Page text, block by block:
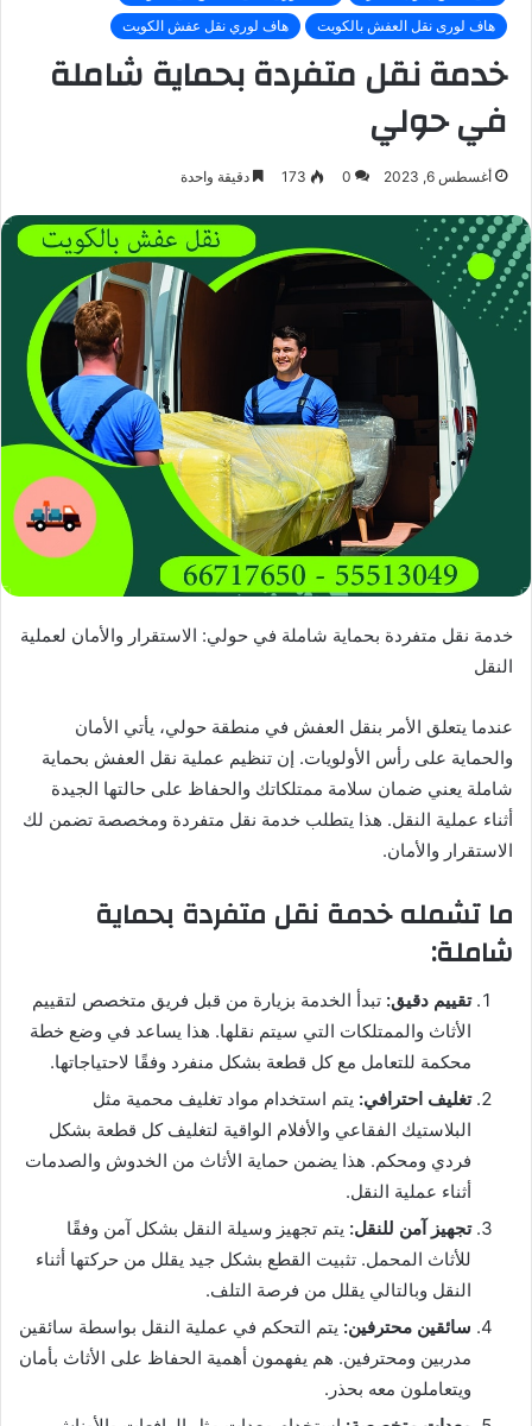
هاف لورى نقل العفش بالكويت
هاف لوري نقل عفش الكويت
خدمة نقل متفردة بحماية شاملة
في حولي
أغسطس 6, 2023 0
173 دقيقة واحدة
خدمة نقل متفردة بحماية شاملة في حولي: الاستقرار والأمان لعملية
النقل
عندما يتعلق الأمر بنقل العفش في منطقة حولي، يأتي الأمان
والحماية على رأس الأولويات. إن تنظيم عملية نقل العفش بحماية
شاملة يعني ضمان سلامة ممتلكاتك والحفاظ على حالتها الجيدة
أثناء عملية النقل. هذا يتطلب خدمة نقل متفردة ومخصصة تضمن لك
الاستقرار والأمان.
ما تشمله خدمة نقل متفردة بحماية
شاملة:
تقييم دقيق: تبدأ الخدمة بزيارة من قبل فريق متخصص لتقييم
الأثاث والممتلكات التي سيتم نقلها. هذا يساعد في وضع خطة
محكمة للتعامل مع كل قطعة بشكل منفرد وفقًا لاحتياجاتها.
تغليف احترافي: يتم استخدام مواد تغليف محمية مثل
البلاستيك الفقاعي والأفلام الواقية لتغليف كل قطعة بشكل
فردي ومحكم. هذا يضمن حماية الأثاث من الخدوش والصدمات
أثناء عملية النقل.
تجهيز آمن للنقل: يتم تجهيز وسيلة النقل بشكل آمن وفقًا
للأثاث المحمل. تثبيت القطع بشكل جيد يقلل من حركتها أثناء
النقل وبالتالي يقلل من فرصة التلف.
سائقين محترفين: يتم التحكم في عملية النقل بواسطة سائقين
مدربين ومحترفين. هم يفهمون أهمية الحفاظ على الأثاث بأمان
ويتعاملون معه بحذر.